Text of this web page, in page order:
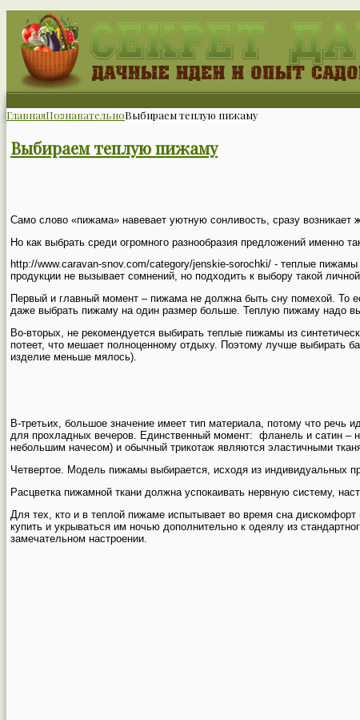
ГлавнаяПознавательноВыбираем теплую пижаму
Выбираем теплую пижаму
Само слово «пижама» навевает уютную сонливость, сразу возникает
Но как выбрать среди огромного разнообразия предложений именно
http://www.caravan-snov.com/category/jenskie-sorochki/ - теплые
продукции не вызывает сомнений, но подходить к выбору такой
Первый и главный момент – пижама не должна быть сну помехой. То
даже выбрать пижаму на один размер больше. Теплую пижаму надо
Во-вторых, не рекомендуется выбирать теплые пижамы из
потеет, что мешает полноценному отдыху. Поэтому лучше выбирать
изделие меньше мялось).
В-третьих, большое значение имеет тип материала, потому что
для прохладных вечеров. Единственный момент: фланель и сатин –
небольшим начесом) и обычный трикотаж являются эластичными
Четвертое. Модель пижамы выбирается, исходя из индивидуальных
Расцветка пижамной ткани должна успокаивать нервную систему,
Для тех, кто и в теплой пижаме испытывает во время сна
купить и укрываться им ночью дополнительно к одеялу из
замечательном настроении.